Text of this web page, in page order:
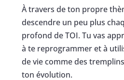
À travers de ton propre
descendre un peu plus
profond de TOI. Tu vas
à te reprogrammer et à
de vie comme des
ton évolution.